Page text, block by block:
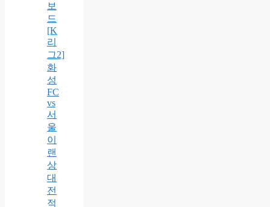
보
드
[K
리
그2]
화
성
FC
vs
서
울
이
랜
상
대
전
적